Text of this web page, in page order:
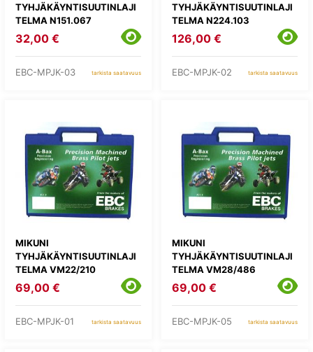
TYHJÄKÄYNTISUUTINLAJI
TELMA N151.067
32,00 €
EBC-MPJK-03 tarkista saatavuus
TYHJÄKÄYNTISUUTINLAJI
TELMA N224.103
126,00 €
EBC-MPJK-02 tarkista saatavuus
MIKUNI
TYHJÄKÄYNTISUUTINLAJI
TELMA VM22/210
69,00 €
EBC-MPJK-01 tarkista saatavuus
MIKUNI
TYHJÄKÄYNTISUUTINLAJI
TELMA VM28/486
69,00 €
EBC-MPJK-05 tarkista saatavuus